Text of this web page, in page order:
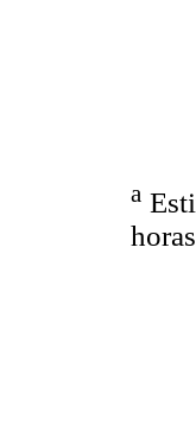
a